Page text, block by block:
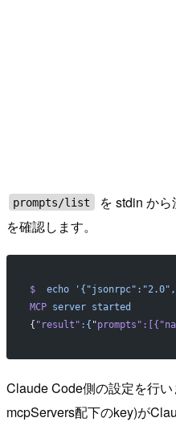
prompts/list
を stdin か
を確認します。
$
  echo
MCP server started
{ "result" : { "prompts ":[{"
Claude Code側の設定を行
mcpServers配下のkey)が